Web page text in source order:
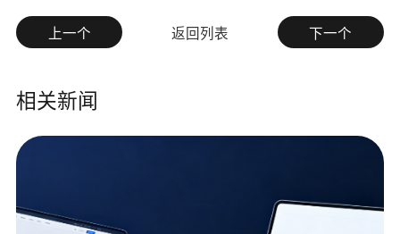
上一个 返回列表 下一个
相关新闻